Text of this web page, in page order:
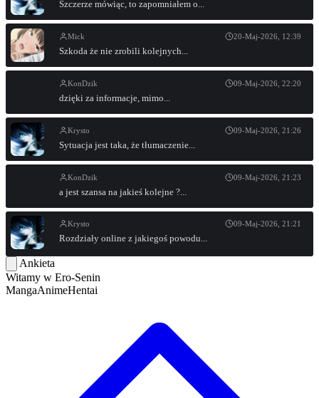
Szczerze mówiąc, to zapomniałem o...
Mick 20-Maj-2026, 12:39
Szkoda że nie zrobili kolejnych...
KonDzik 09-Maj-2026, 22:20
dzięki za informacje, mimo...
Krysto 09-Maj-2026, 21:26
Sytuacja jest taka, że tłumaczenie...
KonDzik 09-Maj-2026, 21:23
a jest szansa na jakieś kolejne ?...
Krysto 09-Maj-2026, 21:21
Rozdziały online z jakiegoś powodu...
Ankieta
Witamy w Ero-Senin
MangaAnimeHentai